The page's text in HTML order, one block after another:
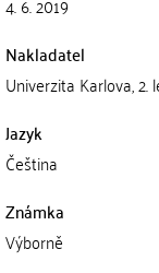
Nakladatel
Univerzita Karlova, 2.
Jazyk
Čeština
Známka
Výborně